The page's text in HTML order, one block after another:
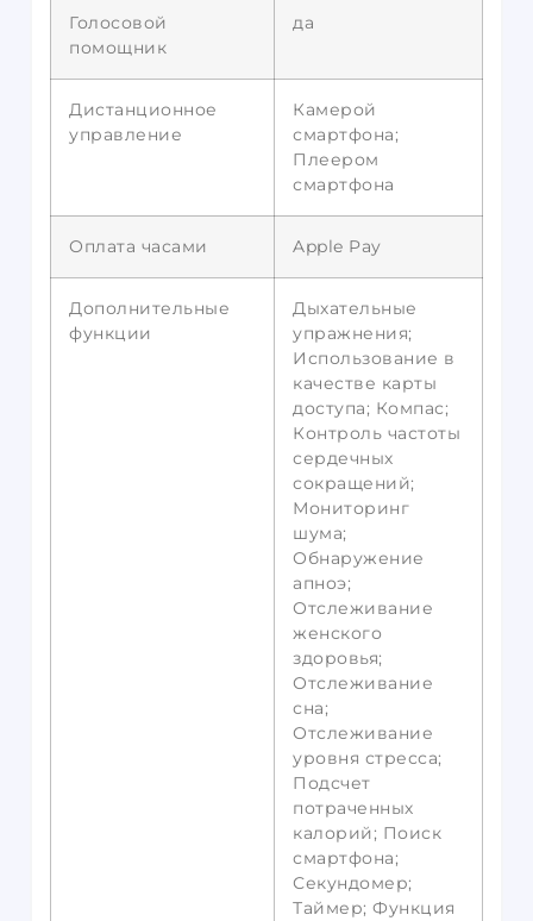
Голосовой
помощник
да
Дистанционное
управление
Камерой
смартфона;
Плеером
смартфона
Оплата часами Apple Pay
Дополнительные
функции
Дыхательные
упражнения;
Использование в
качестве карты
доступа; Компас;
Контроль частоты
сердечных
сокращений;
Мониторинг
шума;
Обнаружение
апноэ;
Отслеживание
женского
здоровья;
Отслеживание
сна;
Отслеживание
уровня стресса;
Подсчет
потраченных
калорий; Поиск
смартфона;
Секундомер;
Таймер; Функция